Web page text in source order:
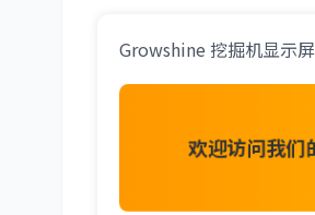
Growshine 挖掘机显示
欢迎访问我们